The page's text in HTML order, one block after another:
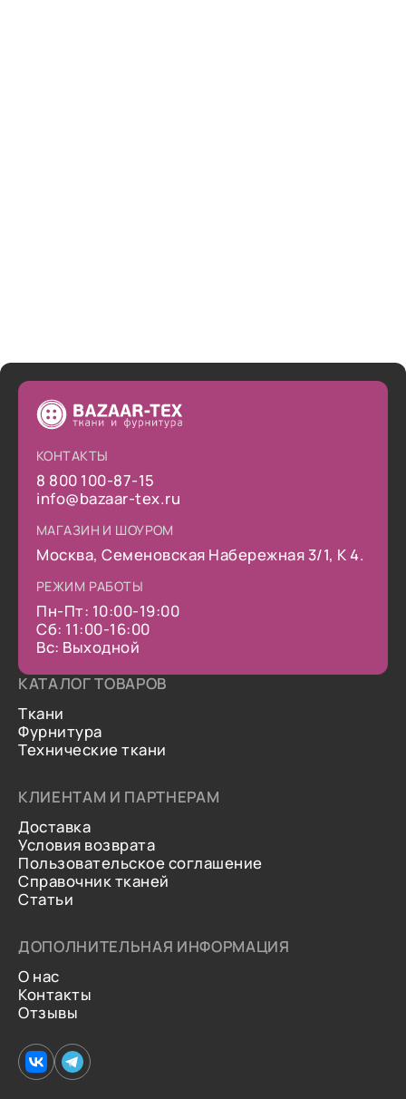
КОНТАКТЫ
8 800 100-87-15
info@bazaar-tex.ru
МАГАЗИН И ШОУРОМ
Москва, Семеновская Набережная 3/1, К 4.
РЕЖИМ РАБОТЫ
Пн-Пт: 10:00-19:00
Сб: 11:00-16:00
Вс: Выходной
КАТАЛОГ ТОВАРОВ
Ткани
Фурнитура
Технические ткани
КЛИЕНТАМ И ПАРТНЕРАМ
Доставка
Условия возврата
Пользовательское соглашение
Справочник тканей
Статьи
ДОПОЛНИТЕЛЬНАЯ ИНФОРМАЦИЯ
О нас
Контакты
Отзывы